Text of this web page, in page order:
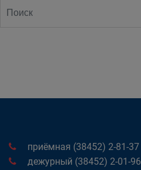
приёмная (38452) 2-81-37
дежурный (38452) 2-01-96